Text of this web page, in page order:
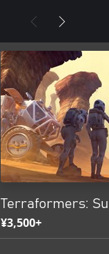
Terraformers:
¥3,500+